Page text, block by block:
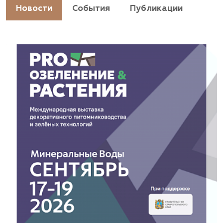
Владимирская область, Киржачский район, пос.
Знаменское
(929) 992-7100
Московская область, Каширский р-н, дер.
Барабаново
(929) 992-7100
pitomnik-kashira.ru
Новости События Публикации